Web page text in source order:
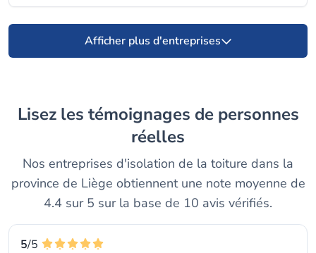
Afficher plus d'entreprises
Lisez les témoignages de personnes
réelles
Nos entreprises d'isolation de la toiture dans la
province de Liège obtiennent une note moyenne de
4.4 sur 5 sur la base de 10 avis vérifiés.
5/5